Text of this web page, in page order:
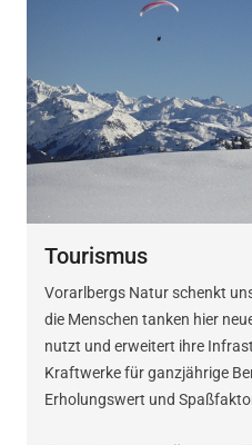
Tourismus
Vorarlbergs Natur schenkt
die Menschen tanken hier
nutzt und erweitert ihre
Kraftwerke für ganzjährige
Erholungswert und